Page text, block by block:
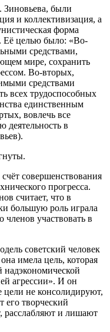
были
и коллективизация, а
форма
Её целью было: «Во-
средствами,
мире, сохранить
Во-вторых,
средствами
всех трудоспособных
единственным
вовлечь все
деятельность в
совершенствования
прогресса.
считает, что в
большую роль играла
членов участвовать в
советский человек
имела цель, которая
надэкономической
агрессии». И он
не консолидируют,
его творческий
расслабляют и лишают